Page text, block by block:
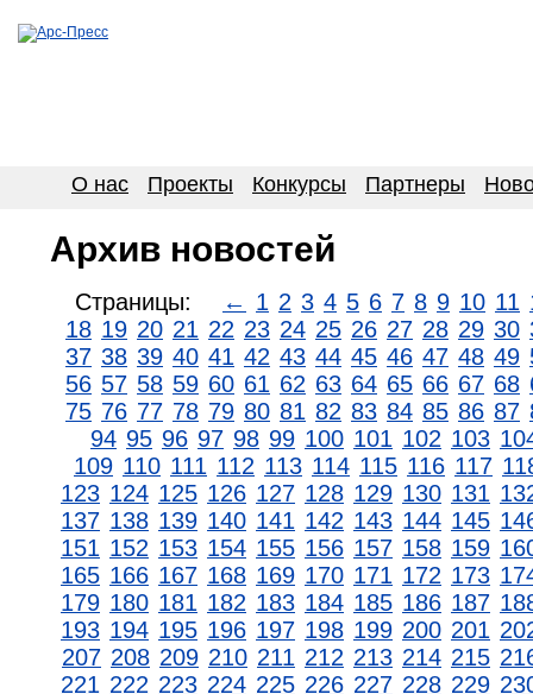
О нас Проекты Конкурсы Партнеры
Архив новостей
Страницы: ← 1 2 3 4 5 6 7 8 9 10 11
18 19 20 21 22 23 24 25 26 27 28 29 30
37 38 39 40 41 42 43 44 45 46 47 48 49
56 57 58 59 60 61 62 63 64 65 66 67 68
75 76 77 78 79 80 81 82 83 84 85 86 87
94 95 96 97 98 99 100 101 102 103
109 110 111 112 113 114 115 116 117
123 124 125 126 127 128 129 130 131
137 138 139 140 141 142 143 144 145
151 152 153 154 155 156 157 158 159
165 166 167 168 169 170 171 172 173
179 180 181 182 183 184 185 186 187
193 194 195 196 197 198 199 200 201
207 208 209 210 211 212 213 214 215
221 222 223 224 225 226 227 228 229